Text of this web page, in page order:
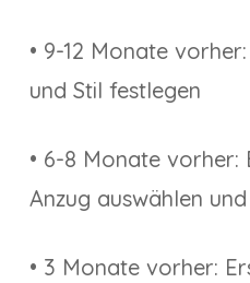
• 9-12 Monate
und Stil festlegen
• 6-8 Monate vorher:
Anzug auswählen
• 3 Monate vorher: